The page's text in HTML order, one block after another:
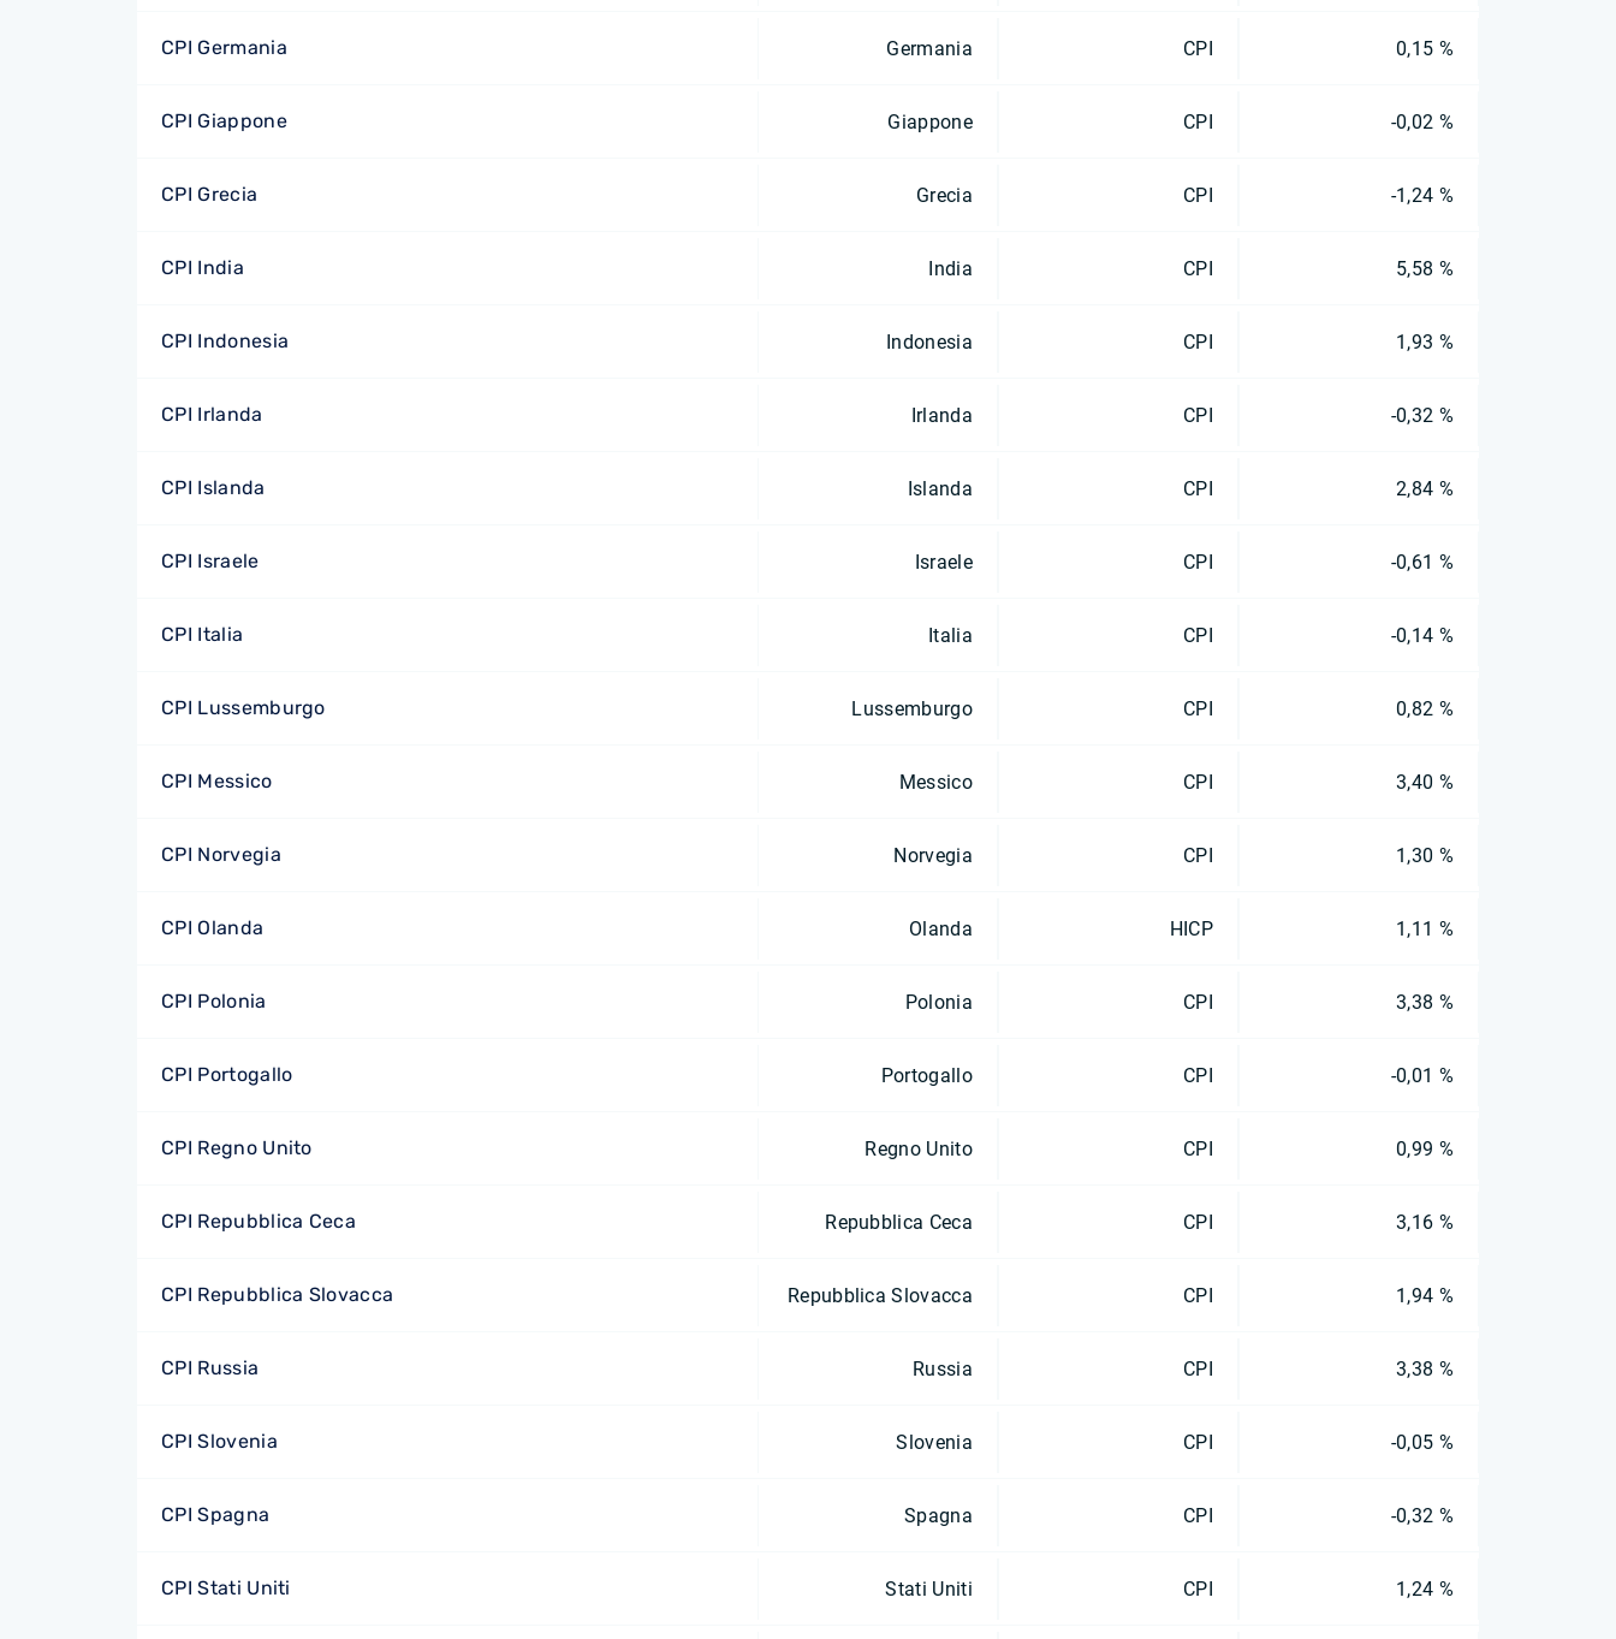
CPI Germania Germania CPI 0,15 %
CPI Giappone Giappone CPI -0,02 %
CPI Grecia Grecia CPI -1,24 %
CPI India India CPI 5,58 %
CPI Indonesia Indonesia CPI 1,93 %
CPI Irlanda Irlanda CPI -0,32 %
CPI Islanda Islanda CPI 2,84 %
CPI Israele Israele CPI -0,61 %
CPI Italia Italia CPI -0,14 %
CPI Lussemburgo Lussemburgo CPI 0,82 %
CPI Messico Messico CPI 3,40 %
CPI Norvegia Norvegia CPI 1,30 %
CPI Olanda Olanda HICP 1,11 %
CPI Polonia Polonia CPI 3,38 %
CPI Portogallo Portogallo CPI -0,01 %
CPI Regno Unito Regno Unito CPI 0,99 %
CPI Repubblica Ceca Repubblica Ceca CPI 3,16 %
CPI Repubblica Slovacca Repubblica Slovacca CPI 1,94 %
CPI Russia Russia CPI 3,38 %
CPI Slovenia Slovenia CPI -0,05 %
CPI Spagna Spagna CPI -0,32 %
CPI Stati Uniti Stati Uniti CPI 1,24 %